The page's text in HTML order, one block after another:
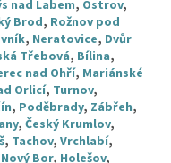
nad Labem, Ostrov,
Brod, Rožnov pod
, Neratovice, Dvůr
Třebová, Bílina,
nad Ohří, Mariánské
Orlicí, Turnov,
, Poděbrady, Zábřeh,
, Český Krumlov,
, Tachov, Vrchlabí,
Nový Bor, Holešov,